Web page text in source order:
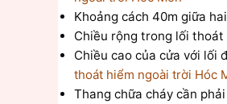
Khoảng cách 40m giữa
Chiều rộng trong lối thoát
Chiều cao của cửa với lối
thoát hiểm ngoài trời Hóc
Thang chữa cháy cần